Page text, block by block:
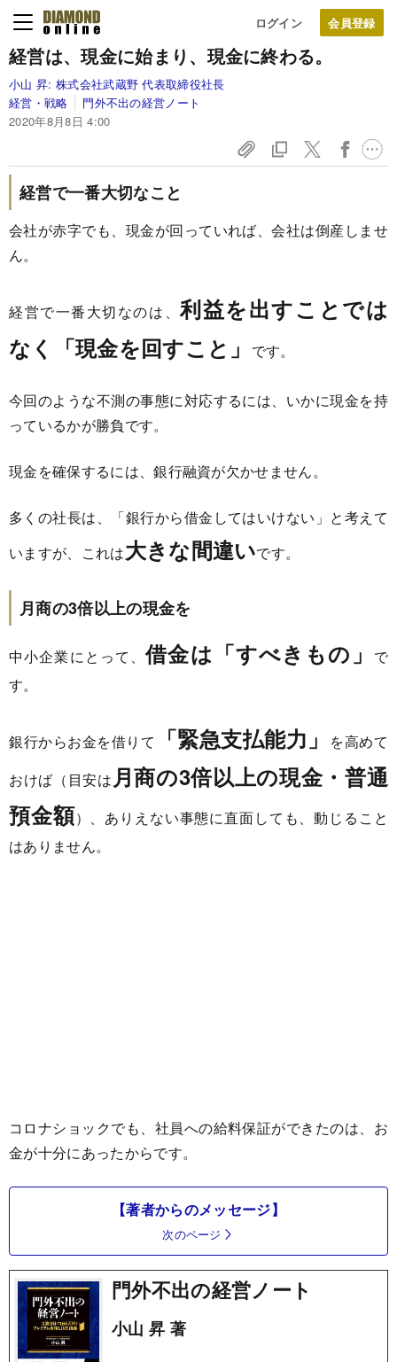
ログイン
経営は、現金に始まり、現金に終わる。
小山 昇: 株式会社武蔵野 代表取締役社長
経営・戦略
門外不出の経営ノート
2020年8月8日 4:00
経営で一番大切なこと
会社が赤字でも、現金が回っていれば、会社は倒産しませ
ん。
経営で一番大切なのは、利益を出すことでは
なく「現金を回すこと」
です。
今回のような不測の事態に対応するには、いかに現金を持
っているかが勝負です。
現金を確保するには、銀行融資が欠かせません。
多くの社長は、「銀行から借金してはいけない」と考えて
いますが、これは大きな間違いです。
月商の3倍以上の現金を
中小企業にとって、借金は「すべきもの」
で
す。
銀行からお金を借りて 「緊急支払能力」
を高めて
おけば（目安は 月商の3倍以上の現金・普通
預金額）、ありえない事態に直面しても、動じること
はありません。
コロナショックでも、社員への給料保証ができたのは、お
金が十分にあったからです。
【著者からのメッセージ】
次のページ
門外不出の経営ノート
小山 昇 著